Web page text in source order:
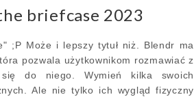
briefcase 2023
;P Może i lepszy tytuł niż. Blendr ma
pozwala użytkownikom rozmawiać z
się do niego. Wymień kilka swoich
Ale nie tylko ich wygląd fizyczny